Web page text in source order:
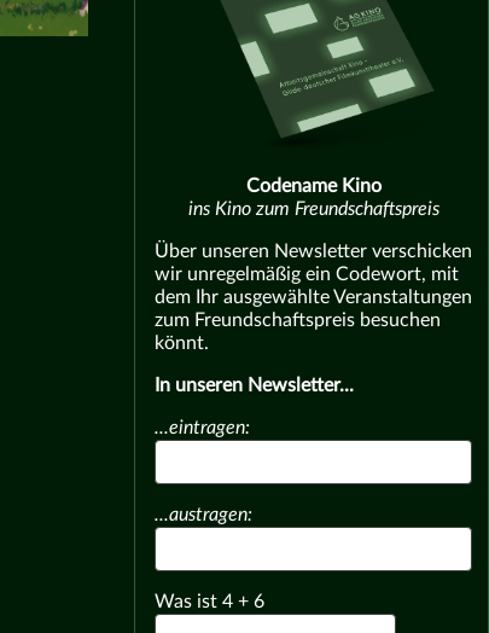
Codename Kino
ins Kino zum Freundschaftspreis
Über unseren Newsletter verschicken
wir unregelmäßig ein Codewort, mit
dem Ihr ausgewählte Veranstaltungen
zum Freundschaftspreis besuchen
könnt.
In unseren Newsletter...
...eintragen:
...austragen:
Was ist4 + 6